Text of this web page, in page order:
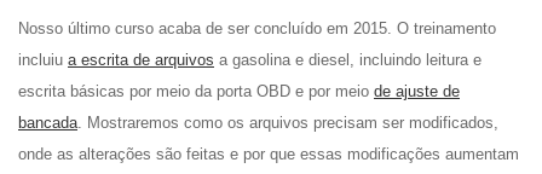
Nosso último curso acaba de ser concluído em 2015. O treinamento
incluiu a escrita de arquivos a gasolina e diesel, incluindo leitura e
escrita básicas por meio da porta OBD e por meio de ajuste de
bancada. Mostraremos como os arquivos precisam ser modificados,
onde as alterações são feitas e por que essas modificações aumentam